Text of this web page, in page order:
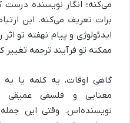
می‌کنه؛ انگار نویسنده
برات تعریف می‌کنه. این
ایدئولوژی و پیام نهفته تو
ممکنه تو فرآیند ترجمه
گاهی اوقات، یه کلمه یا
معنایی و فلسفی عمیقی
نویسنده‌اس. وقتی این